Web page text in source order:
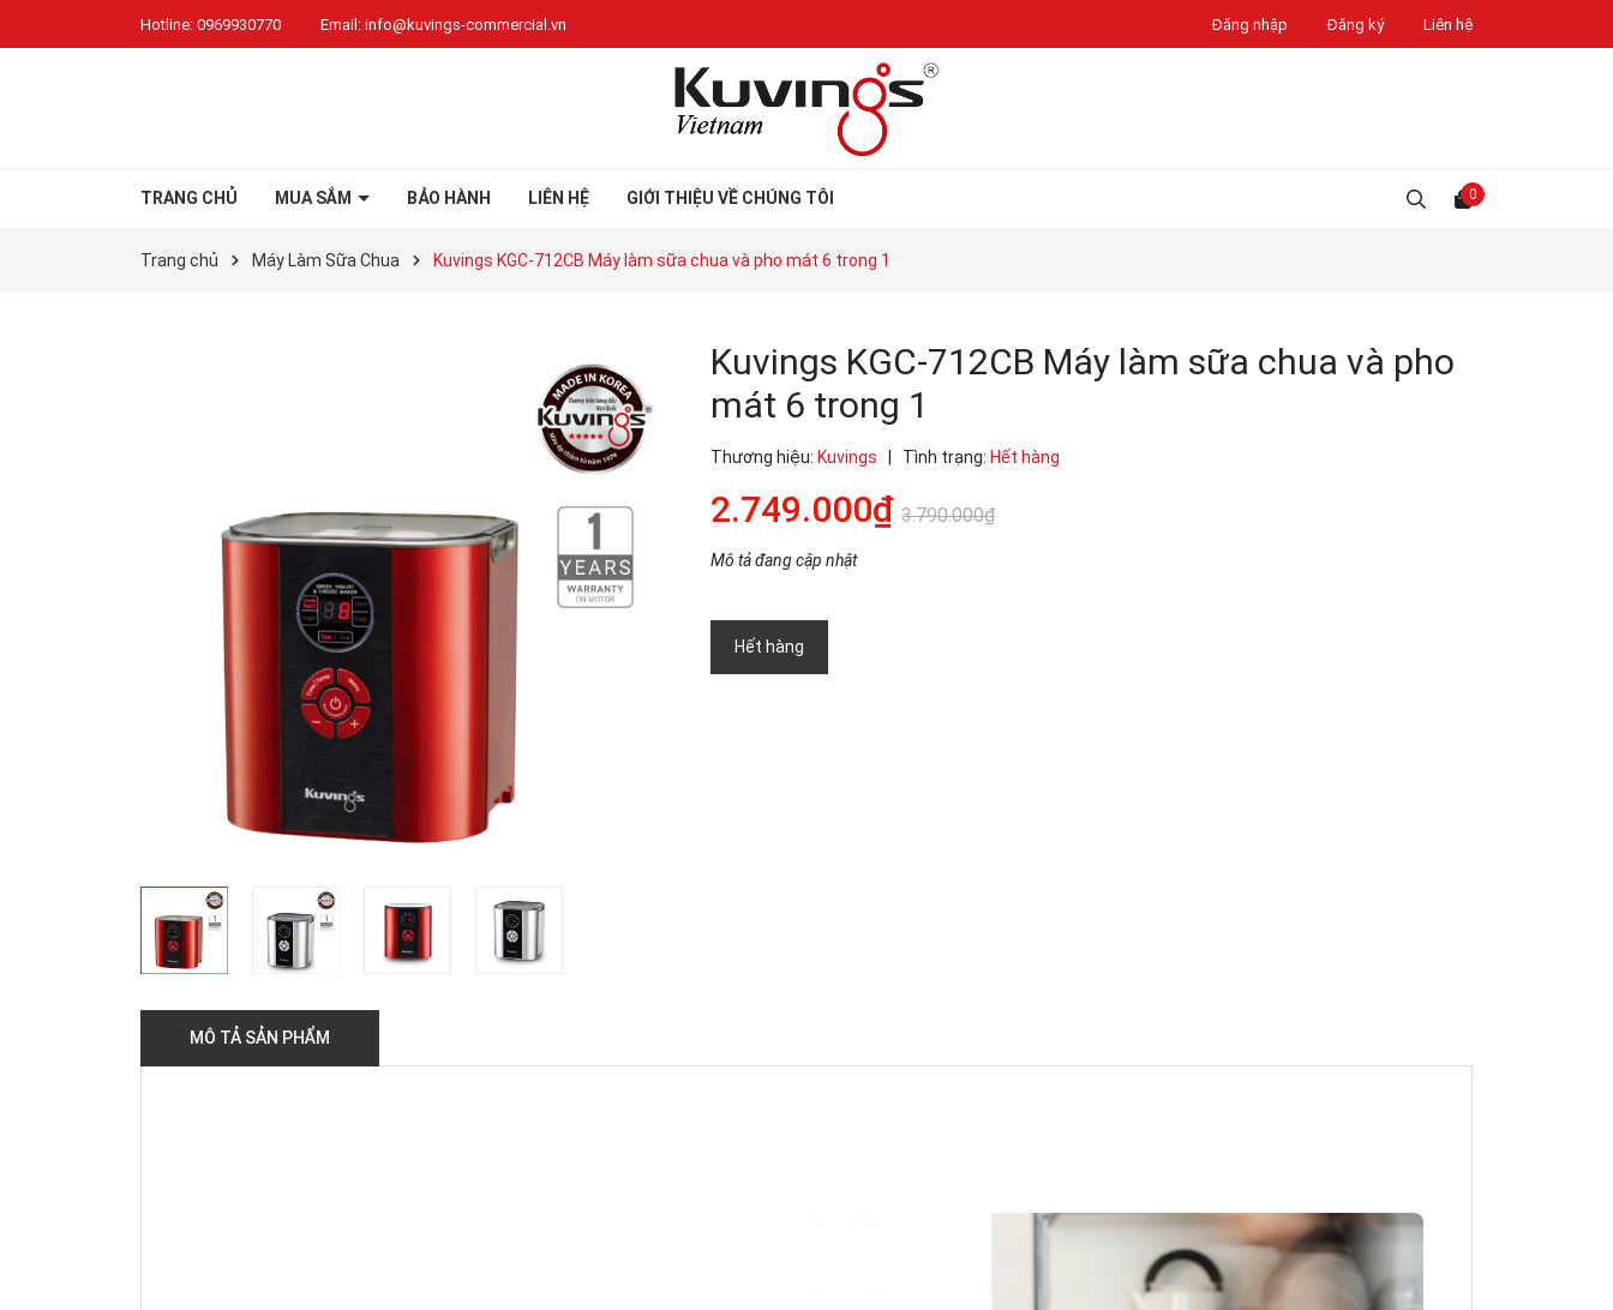
Hotline: 0969930770 Email: info@kuvings-commercial.vn Đăng nhập Đăng ký Liên hệ
TRANG CHỦ MUA SẮM BẢO HÀNH LIÊN HỆ GIỚI THIỆU VỀ CHÚNG TÔI 0
Trang chủ Máy Làm Sữa Chua Kuvings KGC-712CB Máy làm sữa chua và pho mát 6 trong 1
Kuvings KGC-712CB Máy làm sữa chua và pho
mát 6 trong 1
Thương hiệu: Kuvings Tình trạng: Hết hàng
2.749.000₫ 3.790.000₫
Mô tả đang cập nhật
Hết hàng
MÔ TẢ SẢN PHẨM